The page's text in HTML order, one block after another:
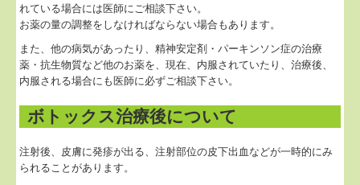
れている場合には医師にご相談下さい。
お薬の量の調整をしなければならない場合もあります。
また、他の病気があったり、精神安定剤・パーキンソン症の治療
薬・抗生物質など他のお薬を、現在、内服されていたり、治療後、
内服される場合にも医師に必ずご相談下さい。
ボトックス治療後について
注射後、皮膚に発疹が出る、注射部位の皮下出血などが一時的にみ
られることがあります。